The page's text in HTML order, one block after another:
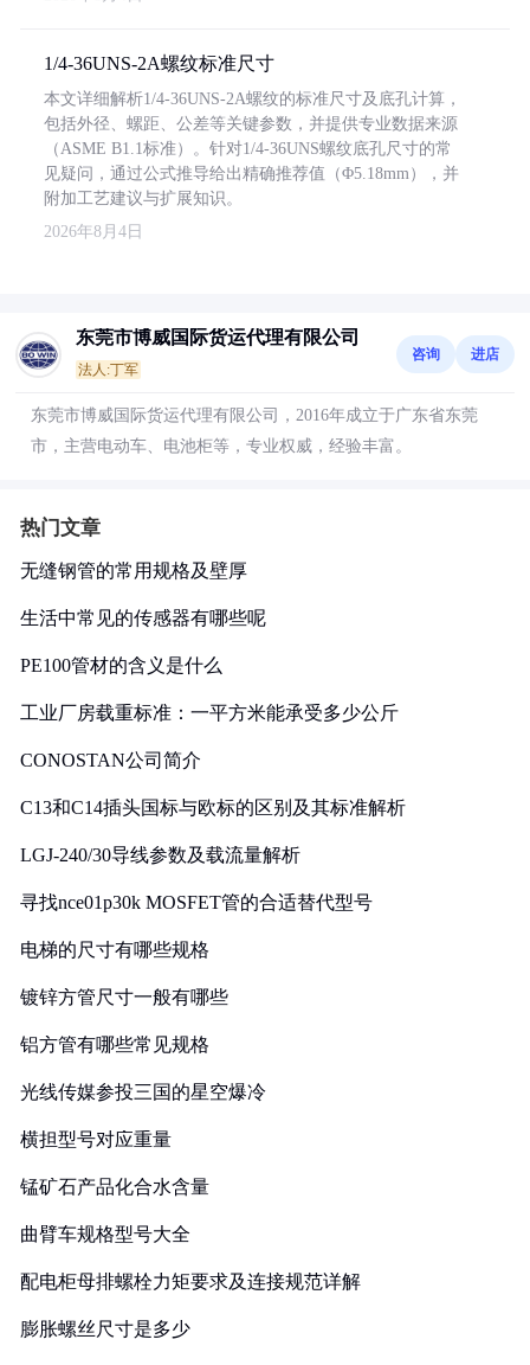
1/4-36UNS-2A螺纹标准尺寸
本文详细解析1/4-36UNS-2A螺纹的标准尺寸及底孔计算，
包括外径、螺距、公差等关键参数，并提供专业数据来源
（ASME B1.1标准）。针对1/4-36UNS螺纹底孔尺寸的常
见疑问，通过公式推导给出精确推荐值（Φ5.18mm），并
附加工艺建议与扩展知识。
2026年8月4日
东莞市博威国际货运代理有限公司
法人:丁军
咨询 进店
东莞市博威国际货运代理有限公司，2016年成立于广东省东莞
市，主营电动车、电池柜等，专业权威，经验丰富。
热门文章
无缝钢管的常用规格及壁厚
生活中常见的传感器有哪些呢
PE100管材的含义是什么
工业厂房载重标准：一平方米能承受多少公斤
CONOSTAN公司简介
C13和C14插头国标与欧标的区别及其标准解析
LGJ-240/30导线参数及载流量解析
寻找nce01p30k MOSFET管的合适替代型号
电梯的尺寸有哪些规格
镀锌方管尺寸一般有哪些
铝方管有哪些常见规格
光线传媒参投三国的星空爆冷
横担型号对应重量
锰矿石产品化合水含量
曲臂车规格型号大全
配电柜母排螺栓力矩要求及连接规范详解
膨胀螺丝尺寸是多少